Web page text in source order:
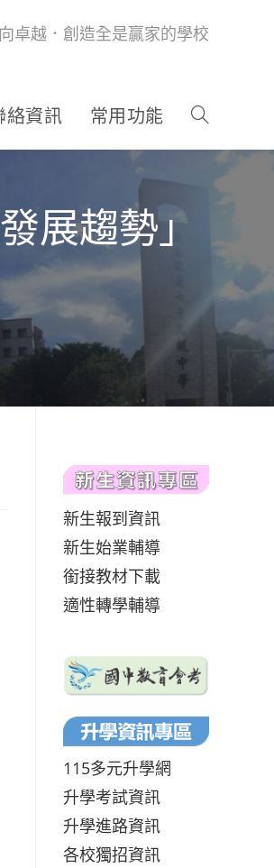
卓越．創造全是贏家的學校
絡資訊 常用功能
展趨勢」
新生報到資訊
新生始業輔導
銜接教材下載
適性轉學輔導
115多元升學網
升學考試資訊
升學進路資訊
各校獨招資訊